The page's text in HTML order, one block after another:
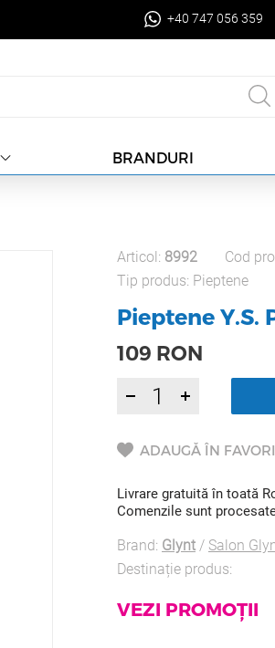
+40 747 056 359
BRANDURI
Articol: 8992 Cod
Tip produs: Pieptene
Pieptene Y.S.
109 RON
ADAUGĂ ÎN
Livrare gratuită în toată
Comenzile sunt
Brand: Glynt / Salon
Destinație produs:
VEZI PROMOȚII